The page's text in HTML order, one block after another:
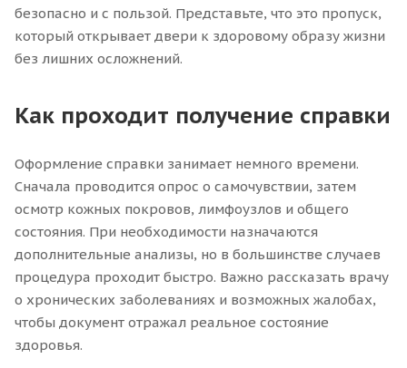
безопасно и с пользой. Представьте, что это пропуск,
который открывает двери к здоровому образу жизни
без лишних осложнений.
Как проходит получение справки
Оформление справки занимает немного времени.
Сначала проводится опрос о самочувствии, затем
осмотр кожных покровов, лимфоузлов и общего
состояния. При необходимости назначаются
дополнительные анализы, но в большинстве случаев
процедура проходит быстро. Важно рассказать врачу
о хронических заболеваниях и возможных жалобах,
чтобы документ отражал реальное состояние
здоровья.